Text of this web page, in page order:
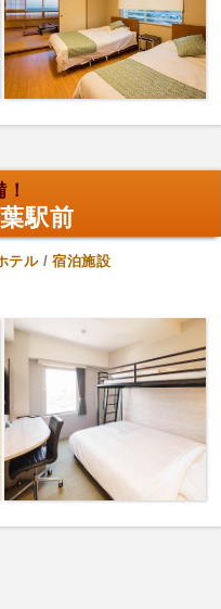
駅前
テル/宿泊施設